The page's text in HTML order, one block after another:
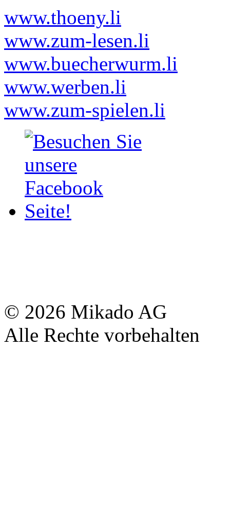
www.thoeny.li
www.zum-lesen.li
www.buecherwurm.li
www.werben.li
www.zum-spielen.li
© 2026 Mikado AG
Alle Rechte vorbehalten